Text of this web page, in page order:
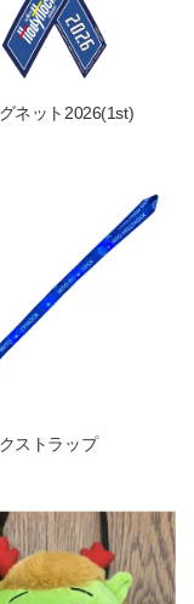
ネット2026(1st)
ストラップ